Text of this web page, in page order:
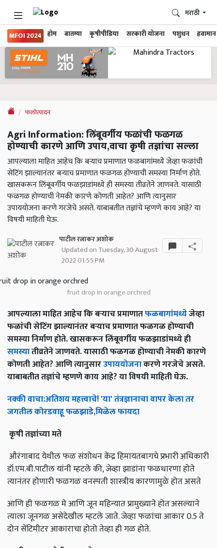
MFOI 2024 होम बातम्या कृषीपीडिया सरकारी योजना पशुधन हवामान
मराठी
फलोत्पादन
Agri Information: लिंबूवर्गीय फळांची फळगळ
होण्याची कारणे आणि उपाय,वाचा कृषी तज्ञांचा सल्ला
आपल्याला माहित आहेच कि बऱ्याच प्रमाणात फळबागांमध्ये जेव्हा फळांची
सेटिंग झाल्यानंतर बऱ्याच प्रमाणात फळगळ होण्याची समस्या निर्माण होते.
खासकरून लिंबूवर्गीय फळझाडांमध्ये ही समस्या तीव्रतेने जाणवते. यासाठी
फळगळ होण्याची नेमकी कारणे कोणती आहेत? आणि त्यानुसार
उपाययोजना करणे गरजेचे असते. याबाबतीत तज्ञांचे म्हणणे काय आहे? या
विषयी माहिती घेऊ.
पाटील रत्नाकर अशोक
Updated on Tuesday, 30 August
2022 01:55 PM
fruit drop in orange orchred
आपल्याला माहित आहेच कि बऱ्याच प्रमाणातफळबागांमध्येजेव्हा
फळांची सेटिंग झाल्यानंतर बऱ्याच प्रमाणात फळगळ होण्याची
समस्या निर्माण होते. खासकरून लिंबूवर्गीय फळझाडांमध्ये ही
समस्यातीव्रतेने जाणवते. यासाठी फळगळ होण्याची नेमकी कारणे
कोणती आहेत? आणि त्यानुसारउपाययोजनाकरणे गरजेचे असते.
याबाबतीत तज्ञांचे म्हणणे काय आहे? या विषयी माहिती घेऊ.
नक्कीवाचा:अतिशयमहत्त्वाचे! 'या'तंत्रज्ञानाचावापरकेलातर
जगतीलकोरडवाहूफळझाडे,मिळेलफायदा
कृषीतज्ञांच्यामते
औरंगाबाद येथील फळ संशोधन केंद्र हिमायतबागचे प्रभारी अधिकारी
डॉ.एम.बी.पाटील यांनी म्हटले की, जेव्हा झाडांना फळधारणा होते
त्यानंतर होणारी फळगळ वनस्पती शास्त्रीय कारणामुळे होत असते
आणि ही फळगळ मे आणि जून महिन्यात प्रामुख्याने होत असल्याने
त्याला जूनगळ असेदेखील म्हटले जाते. जेव्हा फळांचा आकार 0.5 ते
दोन सेंटिमीटर आकाराचा होतो तेव्हा ही गळ होते.